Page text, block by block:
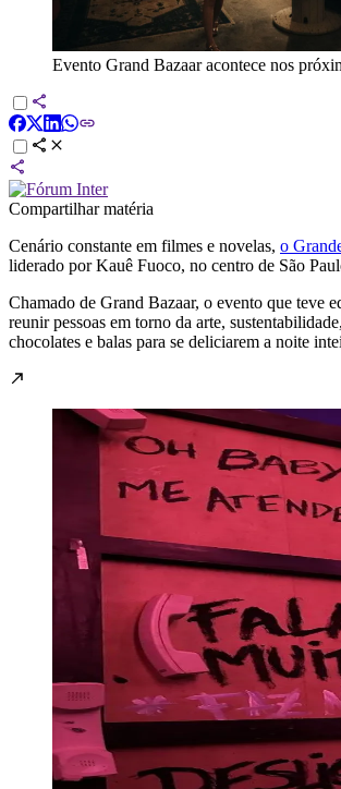
Evento Grand Bazaar acontece nos
Compartilhar matéria
Cenário constante em filmes e novelas, o
liderado por Kauê Fuoco, no centro de São
Chamado de Grand Bazaar, o evento que teve
reunir pessoas em torno da arte,
chocolates e balas para se deliciarem a noite